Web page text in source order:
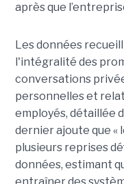
après que
Les données
l'intégralité des
conversations
personnelles et
employés, détaillée
dernier ajoute que «
plusieurs reprises
données, estimant